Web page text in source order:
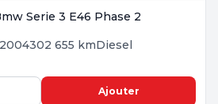
Serie 3 E46 Phase 2
2004302 655 kmDiesel
Ajouter